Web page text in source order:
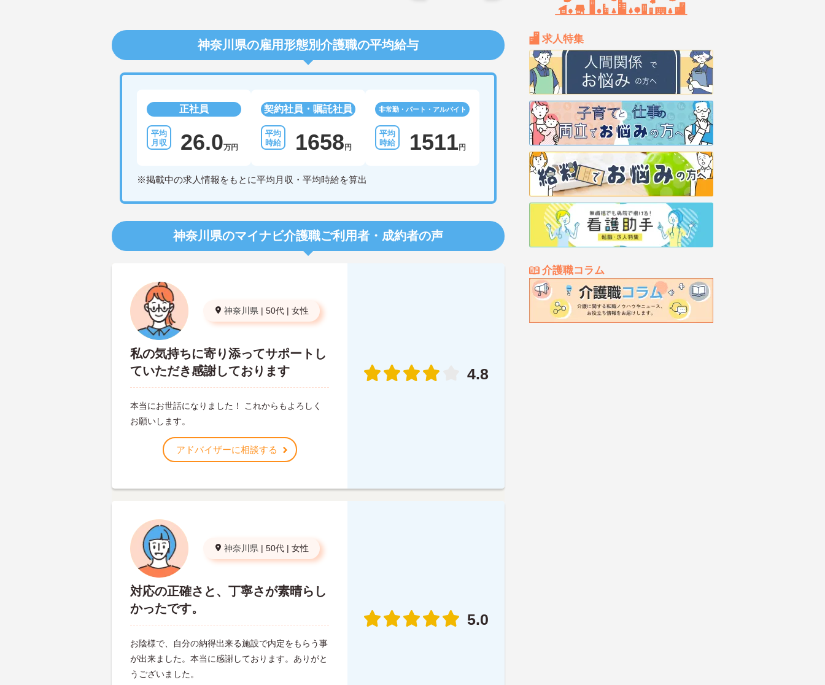
求人特集
介護職コラム
神奈川県の雇用形態別介護職の平均給与
正社員
26.0万円
契約社員・嘱託社員
1658 円
非常勤・パート・アルバイト
1511 円
※掲載中の求人情報をもとに平均月収・平均時給を算出
神奈川県のマイナビ介護職ご利用者・成約者の声
神奈川県 | 50代 | 女性
私の気持ちに寄り添ってサポートし
ていただき感謝しております
本当にお世話になりました！ これからもよろしく
お願いします。
アドバイザーに相談する
4.8
神奈川県 | 50代 | 女性
対応の正確さと、丁寧さが素晴らし
かったです。
お陰様で、自分の納得出来る施設で内定をもらう事
が出来ました。本当に感謝しております。ありがと
うございました。
5.0